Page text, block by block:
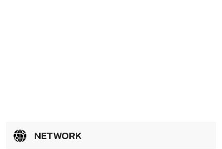
NETWORK